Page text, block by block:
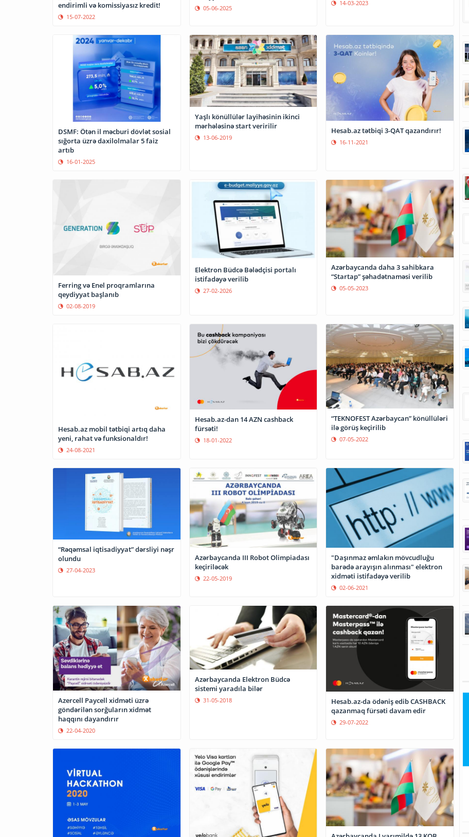
15-07-2022
05-06-2025
14-03-2023
DSMF: Ötən il məcburi dövlət sosial
sığorta üzrə daxilolmalar 5 faiz
artıb
16-01-2025
Yaşlı könüllülər layihəsinin ikinci
mərhələsinə start veririlir
13-06-2019
Hesab.az tətbiqi 3-QAT qazandırır!
16-11-2021
Ferring və Enel proqramlarına
qeydiyyat başlanıb
02-08-2019
Elektron Büdcə Bələdçisi portalı
istifadəyə verilib
27-02-2026
Azərbaycanda daha 3 sahibkara
“Startap” şəhadətnaməsi verilib
05-05-2023
Hesab.az mobil tətbiqi artıq daha
yeni, rahat və funksionaldır!
24-08-2021
Hesab.az-dan 14 AZN cashback
fürsəti!
18-01-2022
“TEKNOFEST Azərbaycan” könüllüləri
ilə görüş keçirilib
07-05-2022
“Rəqəmsal iqtisadiyyat” dərsliyi nəşr
olundu
27-04-2023
Azərbaycanda III Robot Olimpiadası
keçiriləcək
22-05-2019
"Daşınmaz əmlakın mövcudluğu
barədə arayışın alınması" elektron
xidməti istifadəyə verilib
02-06-2021
Azercell Paycell xidməti üzrə
göndərilən sorğuların xidmət
haqqını dayandırır
22-04-2020
Azərbaycanda Elektron Büdcə
sistemi yaradıla bilər
31-05-2018
Hesab.az-da ödəniş edib CASHBACK
qazanmaq fürsəti davam edir
29-07-2022